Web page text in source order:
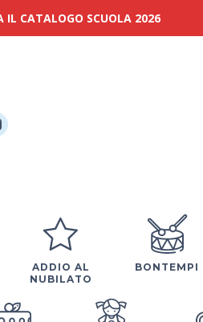
IL CATALOGO SCUOLA 2026
ADDIO AL
NUBILATO
BONTEMPI